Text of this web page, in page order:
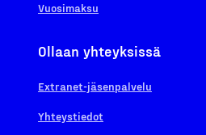
Vuosimaksu
Ollaan yhteyksissä
Extranet-jäsenpalvelu
Yhteystiedot